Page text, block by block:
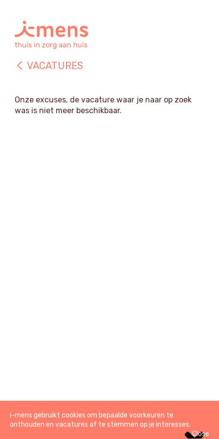
VACATURES
Onze excuses, de vacature waar je naar op zoek
was is niet meer beschikbaar.
© 2026 i-mens
i-mens gebruikt cookies om bepaalde voorkeuren te
onthouden en vacatures af te stemmen op je interesses.
Close